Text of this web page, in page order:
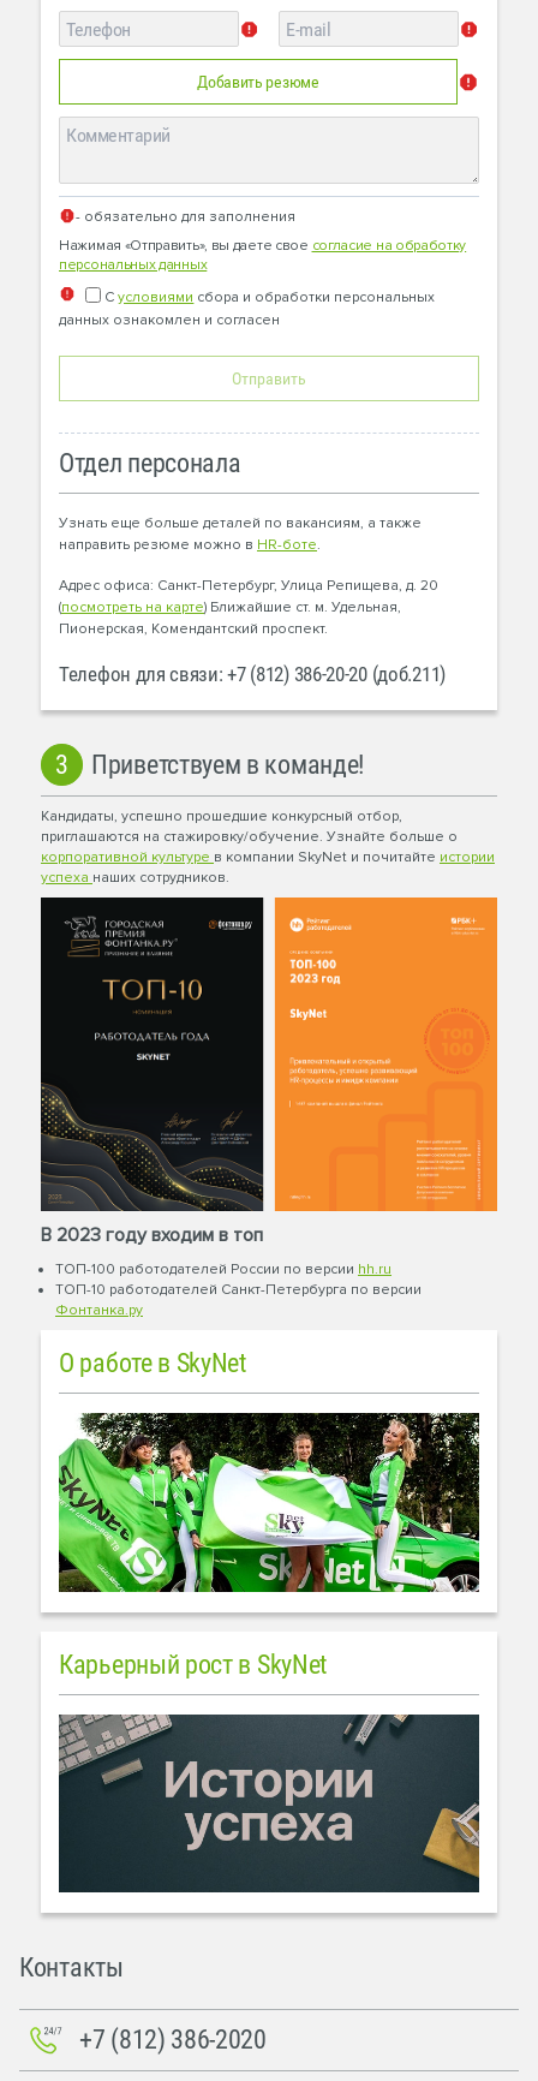
Добавить резюме
- обязательно для заполнения
Нажимая «Отправить», вы даете свое согласие на обработку
персональных данных
Сусловиями сбора и обработки персональных
данных ознакомлен и согласен
Отправить
Отдел персонала
Узнать еще больше деталей по вакансиям, а также
направить резюме можно в HR-боте.
Адрес офиса: Санкт-Петербург, Улица Репищева, д. 20
(посмотреть на карте) Ближайшие ст. м. Удельная,
Пионерская, Комендантский проспект.
Телефон для связи: +7 (812) 386-20-20 (доб.211)
О работе в SkyNet
Карьерный рост в SkyNet
3 Приветствуем в команде!
Кандидаты, успешно прошедшие конкурсный отбор,
приглашаются на стажировку/обучение. Узнайте больше о
корпоративной культуре в компании SkyNet и почитайте истории
успеха наших сотрудников.
В 2023 году входим в топ
ТОП-100 работодателей России по версии hh.ru
ТОП-10 работодателей Санкт-Петербурга по версии
Фонтанка.ру
Контакты
+7 (812) 386-2020